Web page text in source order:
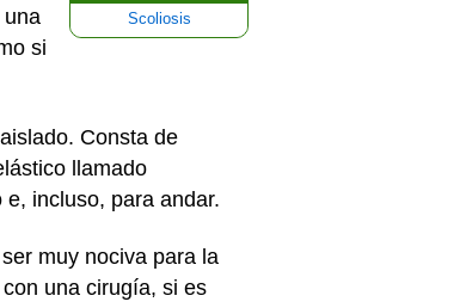
Scoliosis
una
si
Consta de
llamado
incluso, para andar.
muy nociva para la
una cirugía, si es